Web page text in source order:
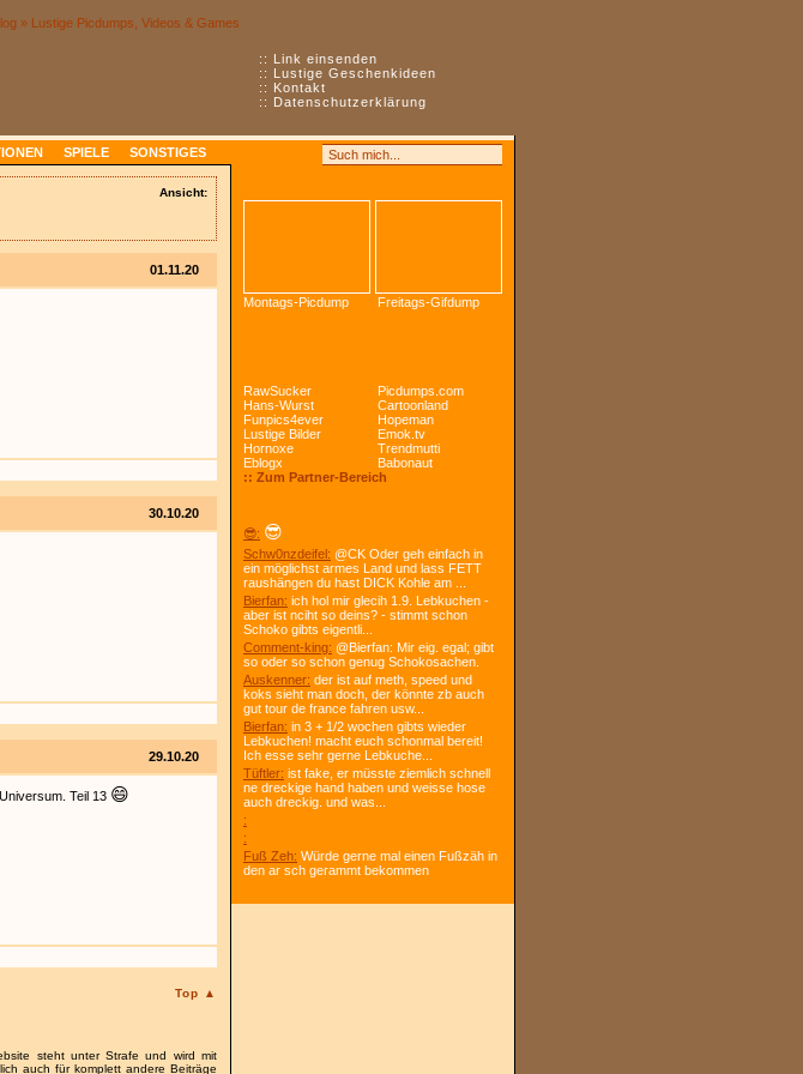
:: Link einsenden
:: Lustige Geschenkideen
:: Kontakt
:: Datenschutzerklärung
SPIELE SONSTIGES
Ansicht:
01.11.20
30.10.20
29.10.20
Teil 13 😄
Top ▲
steht unter Strafe und wird mit
auch für komplett andere Beiträge
Montags-Picdump Freitags-Gifdump
RawSucker
Picdumps.com
Hans-Wurst
Cartoonland
Funpics4ever
Hopeman
Lustige Bilder
Emok.tv
Hornoxe
Trendmutti
Eblogx
Babonaut
:: Zum Partner-Bereich
😎: 😎
Schw0nzdeifel: @CK Oder geh einfach in
ein möglichst armes Land und lass FETT
raushängen du hast DICK Kohle am ...
Bierfan: ich hol mir glecih 1.9. Lebkuchen -
aber ist nciht so deins? - stimmt schon
Schoko gibts eigentli...
Comment-king: @Bierfan: Mir eig. egal; gibt
so oder so schon genug Schokosachen.
Auskenner: der ist auf meth, speed und
koks sieht man doch, der könnte zb auch
gut tour de france fahren usw...
Bierfan: in 3 + 1/2 wochen gibts wieder
Lebkuchen! macht euch schonmal bereit!
Ich esse sehr gerne Lebkuche...
Tüftler: ist fake, er müsste ziemlich schnell
ne dreckige hand haben und weisse hose
auch dreckig. und was...
:
:
Fuß Zeh: Würde gerne mal einen Fußzäh in
den ar sch gerammt bekommen